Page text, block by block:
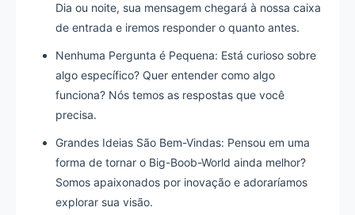
Dia ou noite, sua mensagem chegará à nossa caixa
de entrada e iremos responder o quanto antes.
Nenhuma Pergunta é Pequena: Está curioso sobre
algo específico? Quer entender como algo
funciona? Nós temos as respostas que você
precisa.
Grandes Ideias São Bem-Vindas: Pensou em uma
forma de tornar o Big-Boob-World ainda melhor?
Somos apaixonados por inovação e adoraríamos
explorar sua visão.